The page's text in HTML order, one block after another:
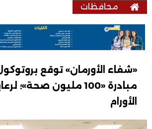
محافظات
«شفاء الأورمان» توقع
مبادرة «100 مليون
الأورام